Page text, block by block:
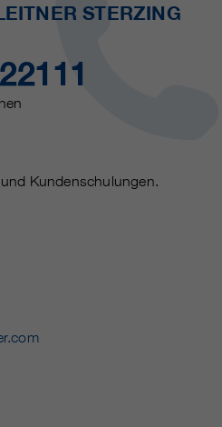
STERZING
Kundenschulungen.